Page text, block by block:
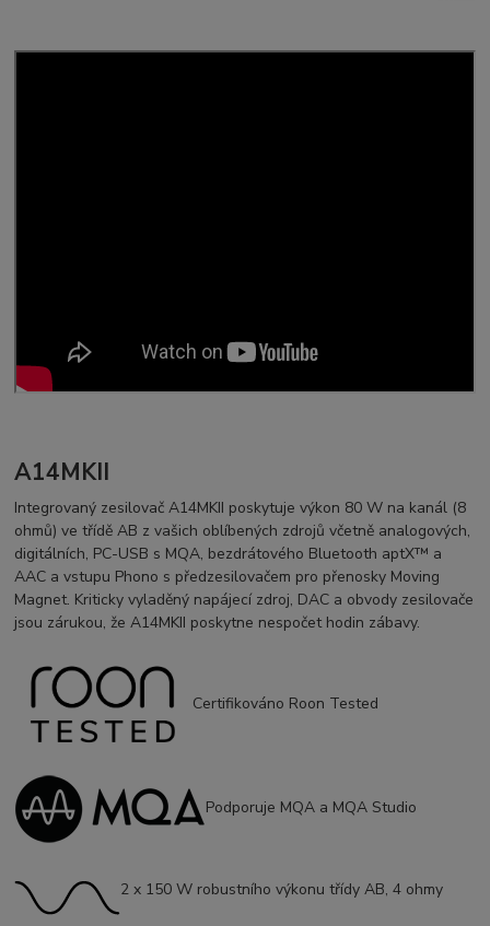
A14MKII
Integrovaný zesilovač A14MKII poskytuje výkon 80 W na kanál (8
ohmů) ve třídě AB z vašich oblíbených zdrojů včetně analogových,
digitálních, PC-USB s MQA, bezdrátového Bluetooth aptX™ a
AAC a vstupu Phono s předzesilovačem pro přenosky Moving
Magnet. Kriticky vyladěný napájecí zdroj, DAC a obvody zesilovače
jsou zárukou, že A14MKII poskytne nespočet hodin zábavy.
Certifikováno Roon Tested
Podporuje MQA a MQA Studio
2 x 150 W robustního výkonu třídy AB, 4 ohmy